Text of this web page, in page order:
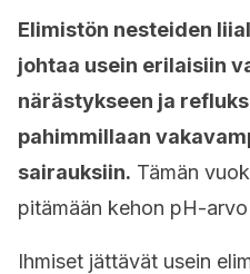
Elimistön nesteiden
johtaa usein erilaisiin
närästykseen ja
pahimmillaan
sairauksiin. Tämän
pitämään kehon pH-
Ihmiset jättävät usein